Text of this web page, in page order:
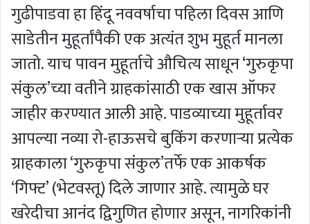
गुढीपाडवा हा हिंदू नववर्षाचा पहिला दिवस आणि
साडेतीन मुहूर्तांपैकी एक अत्यंत शुभ मुहूर्त मानला
जातो. याच पावन मुहूर्ताचे औचित्य साधून ‘गुरुकृपा
संकुल’च्या वतीने ग्राहकांसाठी एक खास ऑफर
जाहीर करण्यात आली आहे. पाडव्याच्या मुहूर्तावर
आपल्या नव्या रो-हाऊसचे बुकिंग करणाऱ्या प्रत्येक
ग्राहकाला ‘गुरुकृपा संकुल’तर्फे एक आकर्षक
‘गिफ्ट’ (भेटवस्तू) दिले जाणार आहे. त्यामुळे घर
खरेदीचा आनंद द्विगुणित होणार असून, नागरिकांनी